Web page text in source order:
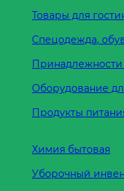
Товары для
Спецодежда,
Принадлежности
Оборудование
Продукты
Химия бытовая
Уборочный